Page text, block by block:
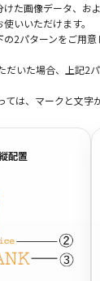
た画像データ、お
いいただけます。
2パターンをご用意
いた場合、上記2
は、マークと文字
配置